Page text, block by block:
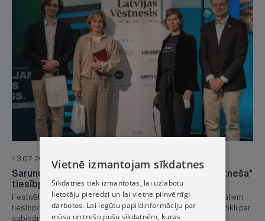
13.07.2026.
Sarunu festivālā LAMPA aizvadīta "Latvijas Vēstneša"
tiesībpratības stafete
Festivāla apmeklētāji kopā ar ekspertiem diskutēja par aktuāliem
tiesībpolitikas jautājumiem un balsojumos pauda savu viedokli par
sabiedrībā nozīmīgām tēmām.
Vietnē izmantojam sīkdatnes
Sīkdatnes tiek izmantotas, lai uzlabotu
lietotāju pieredzi un lai vietne pilnvērtīgi
darbotos. Lai iegūtu papildinformāciju par
mūsu un trešo pušu sīkdatnēm, kuras